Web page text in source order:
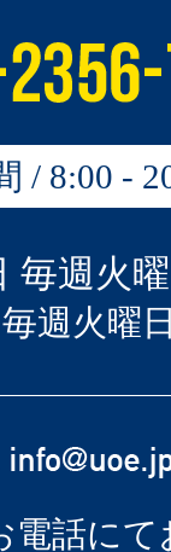
/ 8:00 -
毎週火
週火曜
話にて